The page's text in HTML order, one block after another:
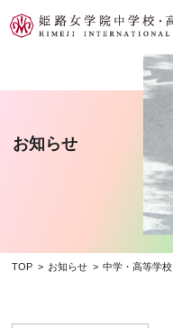
お知らせ
TOP お知らせ 中学・高等学校